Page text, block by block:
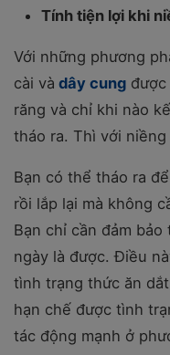
Tính tiện lợi khi
Với những phương
cài và dây cung
răng và chỉ khi nào
tháo ra. Thì với
Bạn có thể tháo ra
rồi lắp lại mà không
Bạn chỉ cần đảm
ngày là được. Điều
tình trạng thức ăn
hạn chế được tình
tác động mạnh ở